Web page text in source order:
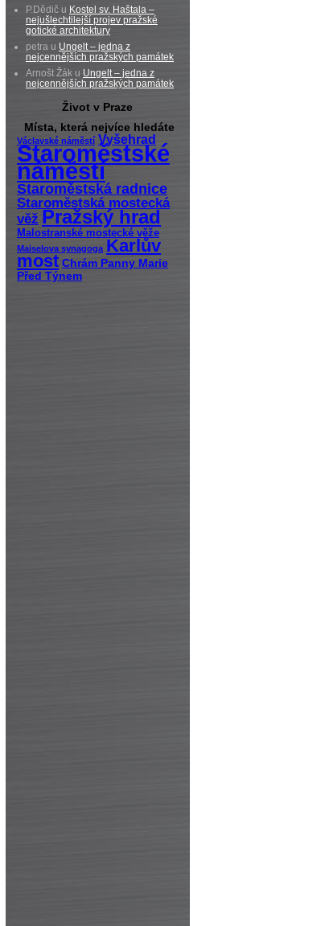
P.Dědič u Kostel sv. Haštala –
nejušlechtilejší projev pražské
gotické architektury
petra u Ungelt – jedna z
nejcennějších pražských památek
Arnošt Žák u Ungelt – jedna z
nejcennějších pražských památek
Život v Praze
Místa, která nejvíce hledáte
Václavské náměstí Vyšehrad
Staroměstské
náměstí
Staroměstská radnice
Staroměstská mostecká
věž Pražský hrad
Malostranské mostecké věže
Maiselova synagoga Karlův
most Chrám Panny Marie
Před Týnem